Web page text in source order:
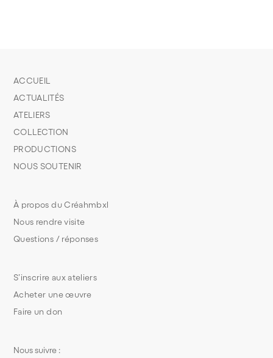
S’inscrire aux ateliers
Acheter une œuvre
Faire un don
À propos du Créahmbxl
Nous rendre visite
Questions / réponses
ACCUEIL
ACTUALITÉS
ATELIERS
COLLECTION
PRODUCTIONS
NOUS SOUTENIR
Nous suivre :